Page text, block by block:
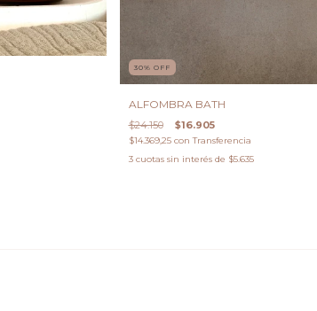
30% OFF
ALFOMBRA BATH
$24.150 $16.905
$14.369,25 con Transferencia
3 cuotas sin interés de $5.635